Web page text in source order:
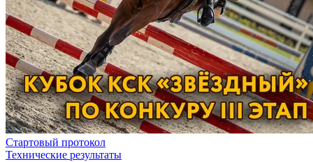
Стартовый протокол
Технические результаты